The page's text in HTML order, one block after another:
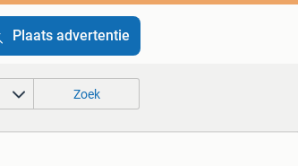
Plaats advertentie
Zoek